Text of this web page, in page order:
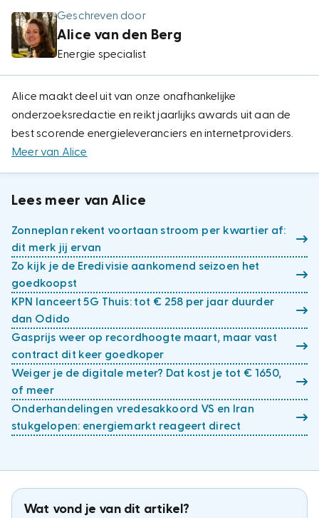
Geschreven door
Alice van den Berg
Energie specialist
Alice maakt deel uit van onze onafhankelijke
onderzoeksredactie en reikt jaarlijks awards uit aan de
best scorende energieleveranciers en internetproviders.
Meer van Alice
Lees meer van Alice
Zonneplan rekent voortaan stroom per kwartier af:
dit merk jij ervan
Zo kijk je de Eredivisie aankomend seizoen het
goedkoopst
KPN lanceert 5G Thuis: tot € 258 per jaar duurder
dan Odido
Gasprijs weer op recordhoogte maart, maar vast
contract dit keer goedkoper
Weiger je de digitale meter? Dat kost je tot € 1650,
of meer
Onderhandelingen vredesakkoord VS en Iran
stukgelopen: energiemarkt reageert direct
Wat vond je van dit artikel?